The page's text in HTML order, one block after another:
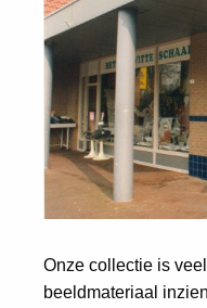
Onze collectie is
beeldmateriaal